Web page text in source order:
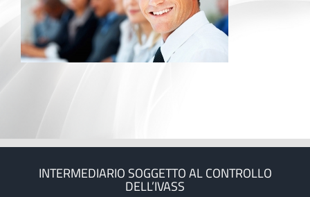
INTERMEDIARIO SOGGETTO AL CONTROLLO
DELL’IVASS